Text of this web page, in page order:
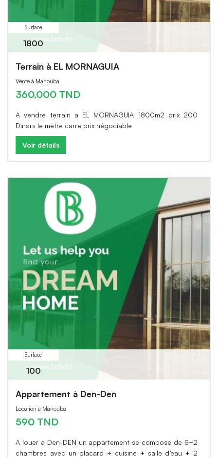
Surface
1800
Terrain à EL MORNAGUIA
Vente à Manouba
360,000 TND
A vendre terrain a EL MORNAGUIA 1800m2 prix 200
Dinars le mètre carre prix négociable
Voir détails
Surface
100
Appartement à Den-Den
Location à Manouba
590 TND
A louer a Den-DEN un appartement se compose de S+2
chambres avec un placard + cuisine + salle d’eau + 2